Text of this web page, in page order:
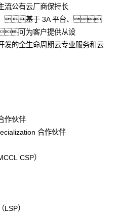
公有云厂商保持长
基于 3A 平台、
可为客户提供从设
全生命周期云专业服务和云
作伙伴
合作伙伴
CSP）
）